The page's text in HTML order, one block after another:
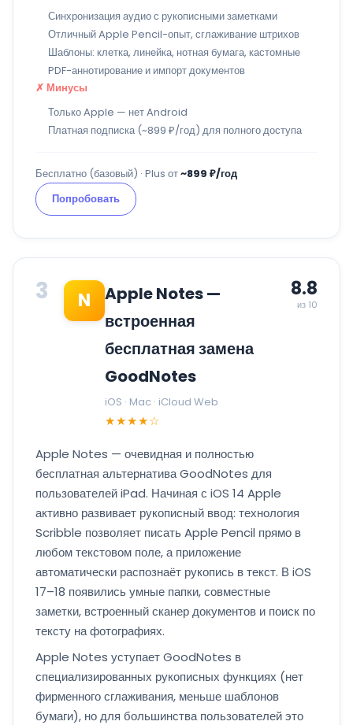
Синхронизация аудио с рукописными заметками
Отличный Apple Pencil-опыт, сглаживание штрихов
Шаблоны: клетка, линейка, нотная бумага, кастомные
PDF-аннотирование и импорт документов
✗ Минусы
Только Apple — нет Android
Платная подписка (~899 ₽/год) для полного доступа
Бесплатно (базовый) · Plus от~899 ₽/год
Попробовать
3 N
Apple Notes —
встроенная
бесплатная замена
GoodNotes
iOS · Mac · iCloud Web
★★★★☆
8.8
из 10
Apple Notes — очевидная и полностью
бесплатная альтернатива GoodNotes для
пользователей iPad. Начиная с iOS 14 Apple
активно развивает рукописный ввод: технология
Scribble позволяет писать Apple Pencil прямо в
любом текстовом поле, а приложение
автоматически распознаёт рукопись в текст. В iOS
17–18 появились умные папки, совместные
заметки, встроенный сканер документов и поиск по
тексту на фотографиях.
Apple Notes уступает GoodNotes в
специализированных рукописных функциях (нет
фирменного сглаживания, меньше шаблонов
бумаги), но для большинства пользователей это